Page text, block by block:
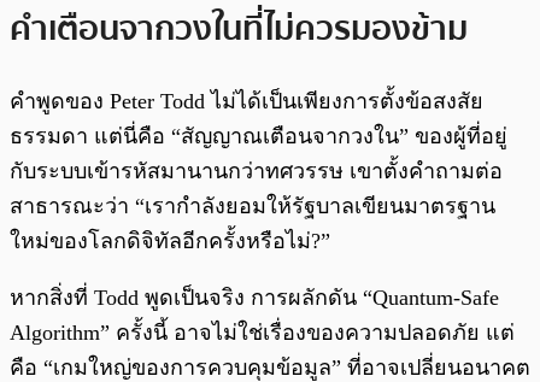
คำเตือนจากวงในที่ไม่ควรมองข้าม
คำพูดของ Peter Todd ไม่ได้เป็นเพียงการตั้งข้อสงสัย
ธรรมดา แต่นี่คือ “สัญญาณเตือนจากวงใน” ของผู้ที่อยู่
กับระบบเข้ารหัสมานานกว่าทศวรรษ เขาตั้งคำถามต่อ
สาธารณะว่า “เรากำลังยอมให้รัฐบาลเขียนมาตรฐาน
ใหม่ของโลกดิจิทัลอีกครั้งหรือไม่?”
หากสิ่งที่ Todd พูดเป็นจริง การผลักดัน “Quantum-Safe
Algorithm” ครั้งนี้ อาจไม่ใช่เรื่องของความปลอดภัย แต่
คือ “เกมใหญ่ของการควบคุมข้อมูล” ที่อาจเปลี่ยนอนาคต